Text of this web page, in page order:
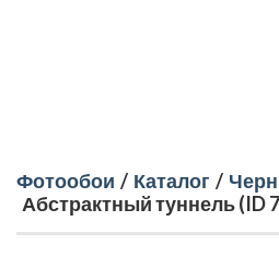
Фотообои / Каталог /
Абстрактный туннель (ID